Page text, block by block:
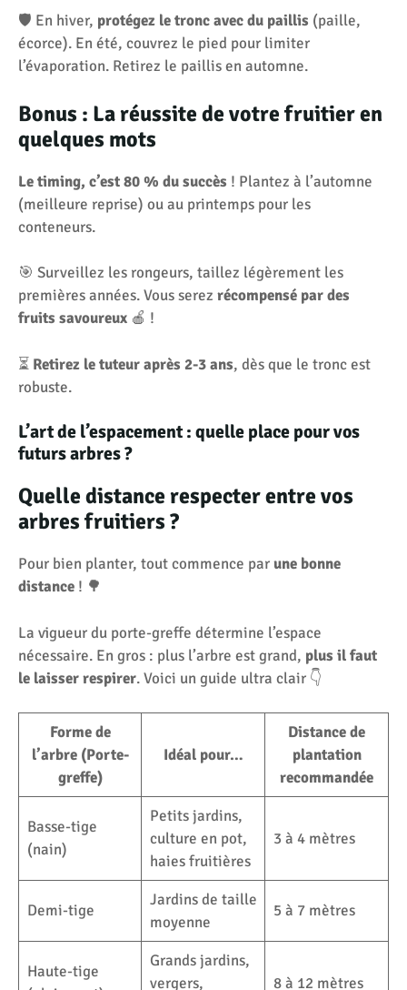
🛡️ En hiver, protégez le tronc avec du paillis (paille,
écorce). En été, couvrez le pied pour limiter
l’évaporation. Retirez le paillis en automne.
Bonus : La réussite de votre fruitier en
quelques mots
Le timing, c’est 80 % du succès ! Plantez à l’automne
(meilleure reprise) ou au printemps pour les
conteneurs.
🎯 Surveillez les rongeurs, taillez légèrement les
premières années. Vous serez récompensé par des
fruits savoureux 🍎 !
⏳ Retirez le tuteur après 2-3 ans, dès que le tronc est
robuste.
L’art de l’espacement : quelle place pour vos
futurs arbres ?
Quelle distance respecter entre vos
arbres fruitiers ?
Pour bien planter, tout commence parune bonne
distance ! 🌳
La vigueur du porte-greffe détermine l’espace
nécessaire. En gros : plus l’arbre est grand, plus il faut
le laisser respirer. Voici un guide ultra clair 👇
Forme de
l’arbre (Porte-
greffe)
Idéal pour…
Distance de
plantation
recommandée
Basse-tige
(nain)
Petits jardins,
culture en pot,
haies fruitières
3 à 4 mètres
Demi-tige
Jardins de taille
moyenne
5 à 7 mètres
Haute-tige
Grands jardins,
vergers,
8 à 12 mètres